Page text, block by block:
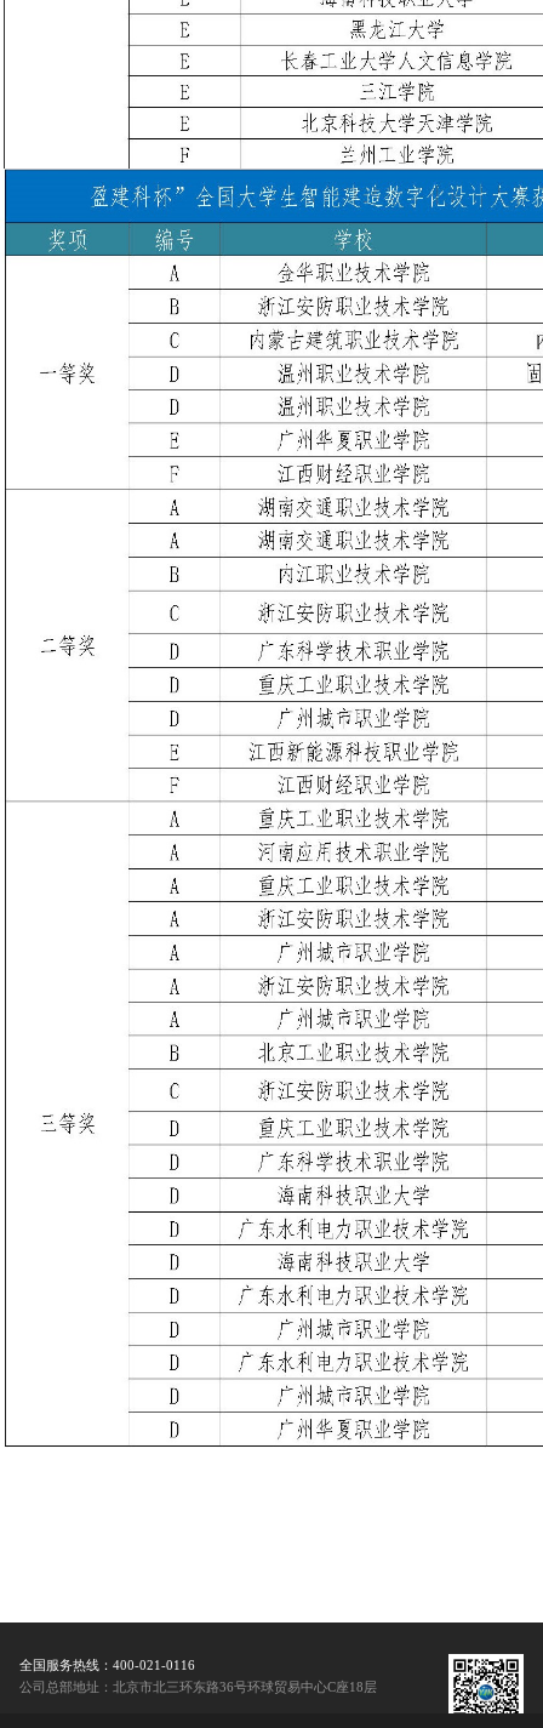
全国服务热线：400-021-0116
公司总部地址：北京市北三环东路36号环球贸易中心C座18层